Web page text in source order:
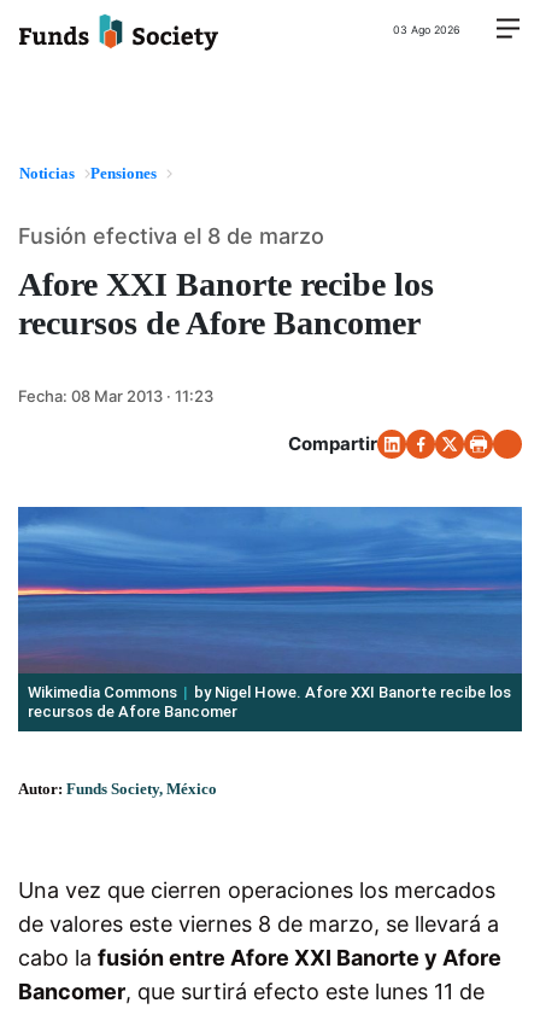
03 Ago 2026
Noticias Pensiones
Afore XXI Banorte recibe los
recursos de Afore Bancomer
Fusión efectiva el 8 de marzo
Fecha: 08 Mar 2013 · 11:23
Compartir
Wikimedia Commons
by Nigel Howe. Afore XXI Banorte recibe los
recursos de Afore Bancomer
Autor: Funds Society, México
Una vez que cierren operaciones los mercados
de valores este viernes 8 de marzo, se llevará a
cabo la fusión entre Afore XXI Banorte y Afore
Bancomer, que surtirá efecto este lunes 11 de